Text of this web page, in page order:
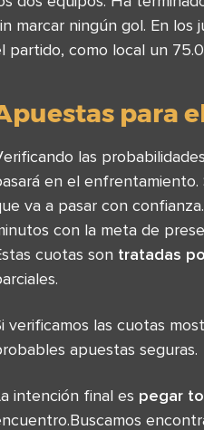
marcar ningún gol. En los
partido, como local un
para
las
en el
va a pasar con
con la meta de
cuotas son tratadas
verificamos las cuotas
apuestas seguras.
intención final es pegar